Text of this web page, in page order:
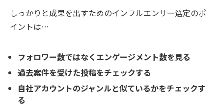
しっかりと成果を出すためのインフルエンサー選定のポ
イントは…
フォロワー数ではなくエンゲージメント数を見る
過去案件を受けた投稿をチェックする
自社アカウントのジャンルと似ているかをチェックす
る